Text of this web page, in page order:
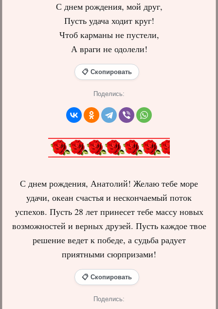
С днем рождения, мой друг,
Пусть удача ходит круг!
Чтоб карманы не пустели,
А враги не одолели!
📋 Скопировать
Поделись:
С днем рождения, Анатолий! Желаю тебе море
удачи, океан счастья и нескончаемый поток
успехов. Пусть 28 лет принесет тебе массу новых
возможностей и верных друзей. Пусть каждое твое
решение ведет к победе, а судьба радует
приятными сюрпризами!
📋 Скопировать
Поделись: